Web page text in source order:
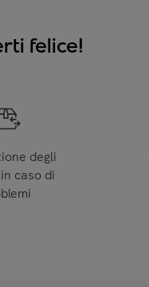
felice!
degli
caso di